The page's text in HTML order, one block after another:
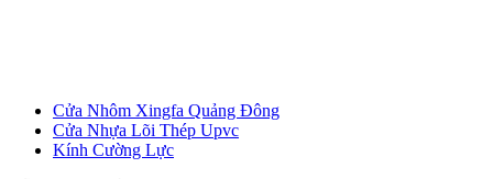
Cửa Nhôm Xingfa Quảng Đông
Cửa Nhựa Lõi Thép Upvc
Kính Cường Lực